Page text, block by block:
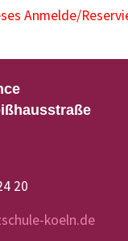
Anmelde/
20
koeln.de